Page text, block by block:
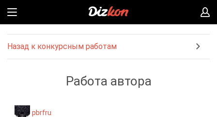
Назад к конкурсным работам
Работа автора
pbrfru